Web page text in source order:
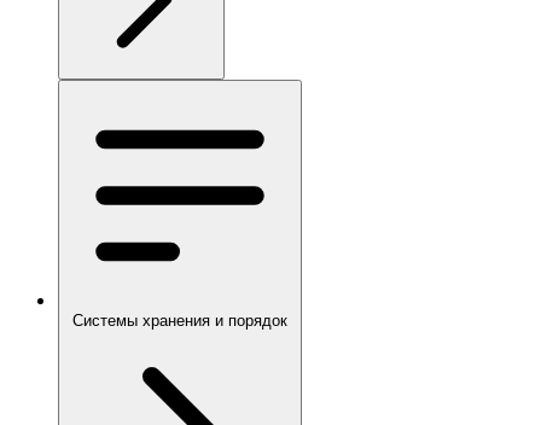
Системы хранения и порядок